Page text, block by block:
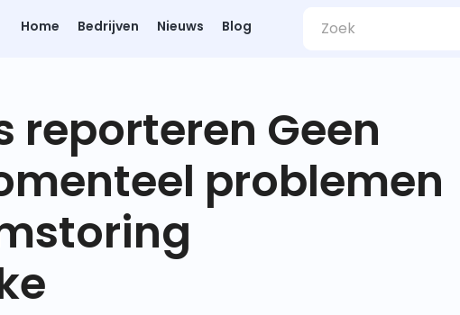
Home Bedrijven Nieuws Blog
reporteren Geen
problemen